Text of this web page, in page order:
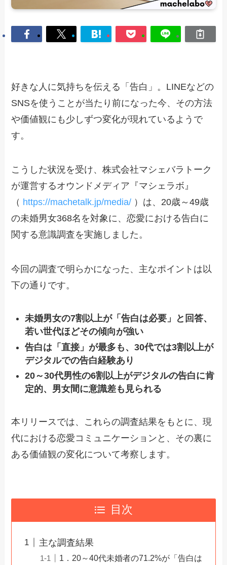
好きな人に気持ちを伝える「告白」。LINEなどの
SNSを使うことが当たり前になった今、その方法
や価値観にも少しずつ変化が現れているようで
す。
こうした状況を受け、株式会社マシェバラトーク
が運営するオウンドメディア『マシェラボ』
（ https://machetalk.jp/media/ ）は、20歳～49歳
の未婚男女368名を対象に、恋愛における告白に
関する意識調査を実施しました。
今回の調査で明らかになった、主なポイントは以
下の通りです。
未婚男女の7割以上が「告白は必要」と回答、
若い世代ほどその傾向が強い
告白は「直接」が最多も、30代では3割以上が
デジタルでの告白経験あり
20～30代男性の6割以上がデジタルの告白に肯
定的、男女間に意識差も見られる
本リリースでは、これらの調査結果をもとに、現
代における恋愛コミュニケーションと、その裏に
ある価値観の変化について考察します。
目次
主な調査結果
1．20～40代未婚者の71.2%が「告白は